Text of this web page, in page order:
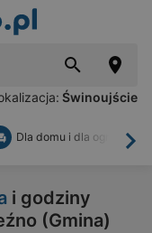
Świnoujście
Dla domu i dla ogrodu
i godziny
(Gmina)